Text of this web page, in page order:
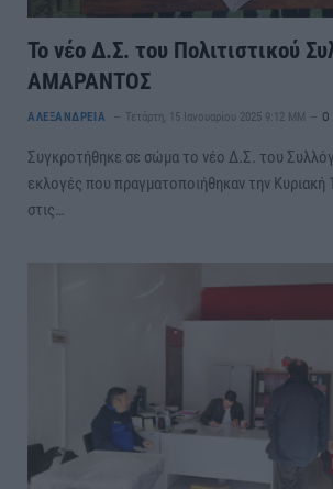
Το νέο Δ.Σ. του Πολιτιστικού
ΑΜΑΡΑΝΤΟΣ
ΑΛΕΞΑΝΔΡΕΙΑ Τετάρτη, 15 Ιανουαρίου 2025 9:12 ΜΜ Ο
Συγκροτήθηκε σε σώμα το νέο Δ.Σ. του
εκλογές που πραγματοποιήθηκαν την Κυριακή
στις…